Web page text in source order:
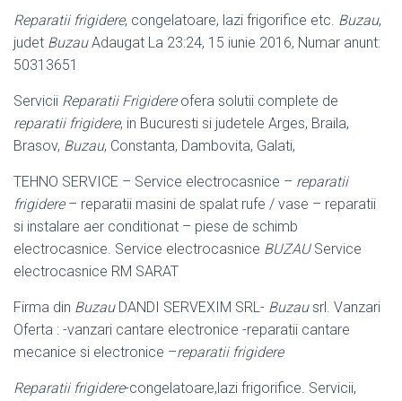
Reparatii frigidere, congelatoare, lazi frigorifice etc. Buzau,
judet BuzauAdaugat La 23:24, 15 iunie 2016, Numar anunt:
50313651
Servicii Reparatii Frigidereofera solutii complete de
reparatii frigidere, in Bucuresti si judetele Arges, Braila,
Brasov, Buzau, Constanta, Dambovita, Galati,
TEHNO SERVICE – Service electrocasnice – reparatii
frigidere– reparatii masini de spalat rufe / vase – reparatii
si instalare aer conditionat – piese de schimb
electrocasnice. Service electrocasnice BUZAUService
electrocasnice RM SARAT
Firma din BuzauDANDI SERVEXIM SRL- Buzausrl. Vanzari
Oferta : -vanzari cantare electronice -reparatii cantare
mecanice si electronice –reparatii frigidere
Reparatii frigidere-congelatoare,lazi frigorifice. Servicii,